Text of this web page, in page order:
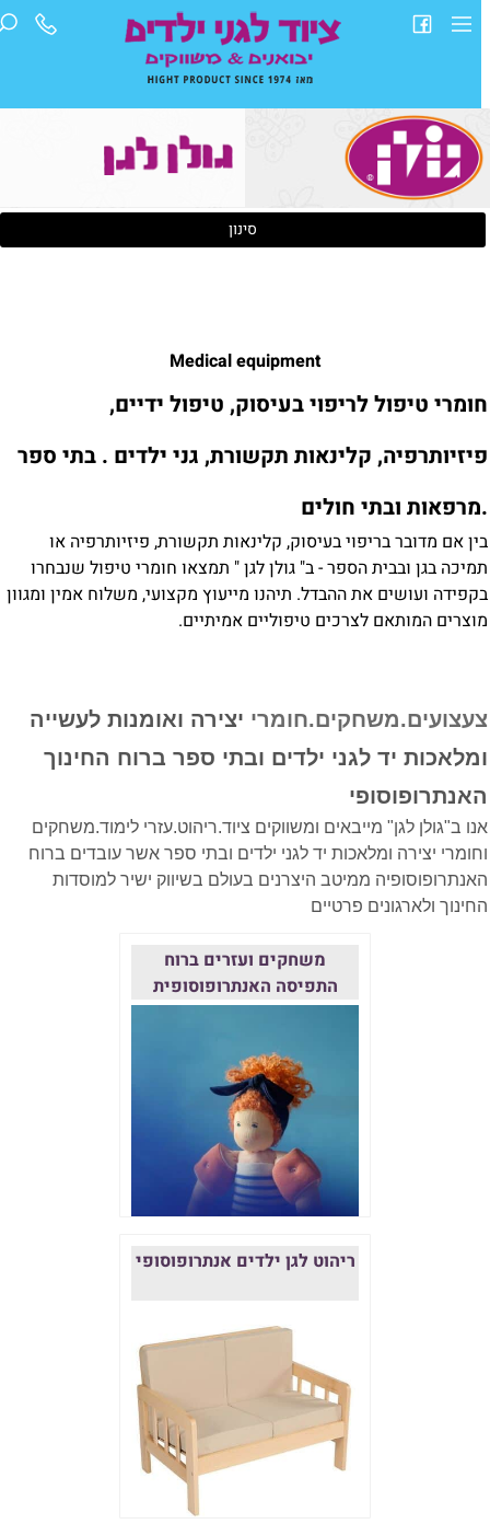
סינון
Medical equipment
טיפול לריפוי בעיסוק, טיפול ידיים,
קלינאות תקשורת, גני ילדים . בתי ספר
ובתי חולים
אם מדובר בריפוי בעיסוק, קלינאות תקשורת, פיזיותרפיה או
בגן ובבית הספר - ב" גולן לגן " תמצאו חומרי טיפול שנבחרו
ועושים את ההבדל. תיהנו מייעוץ מקצועי, משלוח אמין ומגוון
המותאם לצרכים טיפוליים אמיתיים.
יצירה ואומנות לעשייה
יד לגני ילדים ובתי ספר ברוח החינוך
ב"גולן לגן" מייבאים ומשווקים ציוד.ריהוט.עזרי לימוד.משחקים
יצירה ומלאכות יד לגני ילדים ובתי ספר אשר עובדים ברוח
ממיטב היצרנים בעולם בשיווק ישיר למוסדות
ולארגונים פרטיים
משחקים ועזרים ברוח
התפיסה האנתרופוסופית
ריהוט לגן ילדים אנתרופוסופי